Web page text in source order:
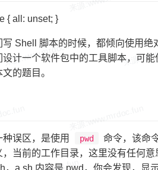
{ all: unset; }
写 Shell 脚本的时候，都倾向使用
设计一个软件包中的工具脚本，可
的题目。
种误区，是使用 pwd 命令，该命
，当前的工作目录，这里没有任何
，a.sh 内容是 pwd，你会发现，显